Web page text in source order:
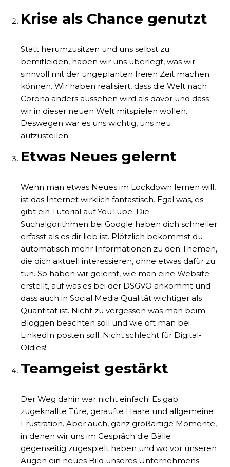
Krise als Chance genutzt
Statt herumzusitzen und uns selbst zu
bemitleiden, haben wir uns überlegt, was wir
sinnvoll mit der ungeplanten freien Zeit machen
können. Wir haben realisiert, dass die Welt nach
Corona anders aussehen wird als davor und dass
wir in dieser neuen Welt mitspielen wollen.
Deswegen war es uns wichtig, uns neu
aufzustellen.
Etwas Neues gelernt
Wenn man etwas Neues im Lockdown lernen will,
ist das Internet wirklich fantastisch. Egal was, es
gibt ein Tutorial auf YouTube. Die
Suchalgorithmen bei Google haben dich schneller
erfasst als es dir lieb ist. Plötzlich bekommst du
automatisch mehr Informationen zu den Themen,
die dich aktuell interessieren, ohne etwas dafür zu
tun. So haben wir gelernt, wie man eine Website
erstellt, auf was es bei der DSGVO ankommt und
dass auch in Social Media Qualität wichtiger als
Quantität ist. Nicht zu vergessen was man beim
Bloggen beachten soll und wie oft man bei
LinkedIn posten soll. Nicht schlecht für Digital-
Oldies!
Teamgeist gestärkt
Der Weg dahin war nicht einfach! Es gab
zugeknallte Türe, geraufte Haare und allgemeine
Frustration. Aber auch, ganz großartige Momente,
in denen wir uns im Gespräch die Bälle
gegenseitig zugespielt haben und wo vor unseren
Augen ein neues Bild unseres Unternehmens